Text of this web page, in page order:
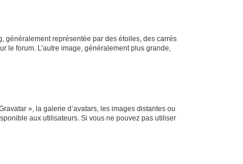
généralement représentée par des étoiles, des carrés
le forum. L’autre image, généralement plus grande,
», la galerie d’avatars, les images distantes ou
aux utilisateurs. Si vous ne pouvez pas utiliser